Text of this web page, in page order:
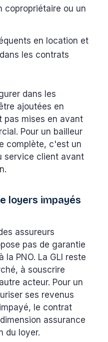
copropriétaire ou un
en location et
les contrats
dans les
ajoutées en
pas mises en avant
Pour un bailleur
complète, c'est un
service client avant
loyers impayés
assureurs
pas de garantie
PNO. La GLI reste
à souscrire
acteur. Pour un
ses revenus
le contrat
assurance
du loyer.